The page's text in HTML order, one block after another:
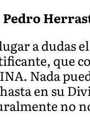
Pedro
a dudas
que
Nada
en su
no